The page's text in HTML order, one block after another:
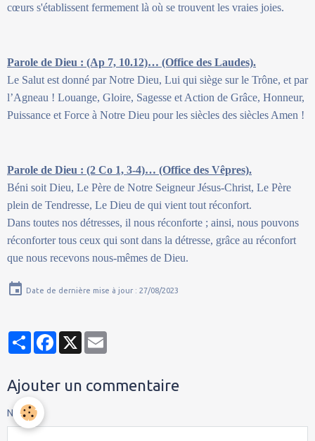
cœurs s'établissent fermement là où se trouvent les vraies joies.
Parole de Dieu : (Ap 7, 10.12)… (Office des Laudes).
Le Salut est donné par Notre Dieu, Lui qui siège sur le Trône, et par
l’Agneau ! Louange, Gloire, Sagesse et Action de Grâce, Honneur,
Puissance et Force à Notre Dieu pour les siècles des siècles Amen !
Parole de Dieu : (2 Co 1, 3-4)… (Office des Vêpres).
Béni soit Dieu, Le Père de Notre Seigneur Jésus-Christ, Le Père
plein de Tendresse, Le Dieu de qui vient tout réconfort.
Dans toutes nos détresses, il nous réconforte ; ainsi, nous pouvons
réconforter tous ceux qui sont dans la détresse, grâce au réconfort
que nous recevons nous-mêmes de Dieu.
Date de dernière mise à jour : 27/08/2023
PartagerFacebook
X
Ajouter un commentaire
Nom